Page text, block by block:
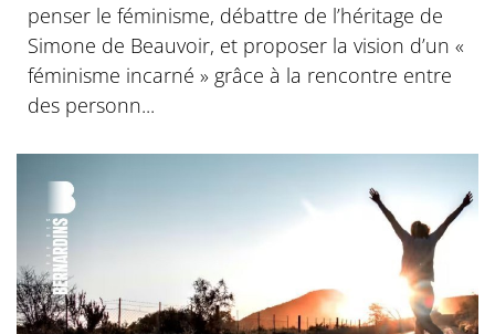
penser le féminisme, débattre de l’héritage de
Simone de Beauvoir, et proposer la vision d’un «
féminisme incarné » grâce à la rencontre entre
des personn...